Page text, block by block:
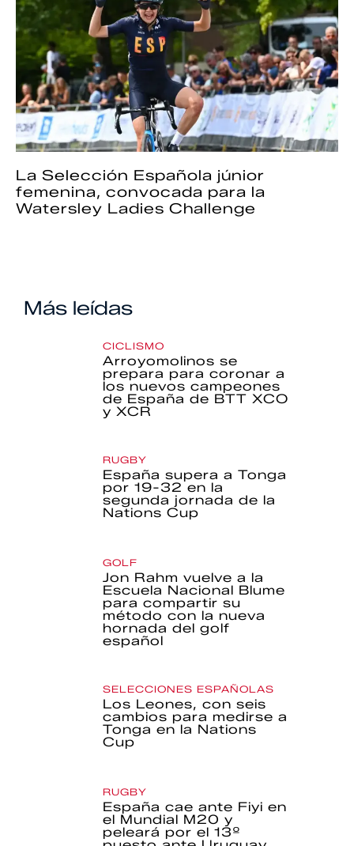
La Selección Española júnior
femenina, convocada para la
Watersley Ladies Challenge
Más leídas
CICLISMO
Arroyomolinos se
prepara para coronar a
los nuevos campeones
de España de BTT XCO
y XCR
RUGBY
España supera a Tonga
por 19-32 en la
segunda jornada de la
Nations Cup
GOLF
Jon Rahm vuelve a la
Escuela Nacional Blume
para compartir su
método con la nueva
hornada del golf
español
SELECCIONES ESPAÑOLAS
Los Leones, con seis
cambios para medirse a
Tonga en la Nations
Cup
RUGBY
España cae ante Fiyi en
el Mundial M20 y
peleará por el 13º